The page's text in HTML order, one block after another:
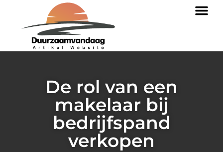
De rol van een
makelaar bij
bedrijfspand
verkopen